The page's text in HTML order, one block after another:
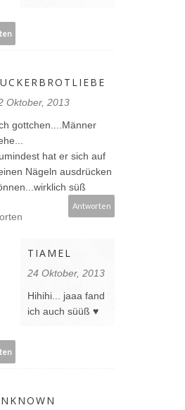
Oktober, 2013
gottchen....Männer
hat er sich auf
Nägeln ausdrücken
süß
Antworten
TIAMEL
24 Oktober, 2013
Hihihi... jaaa fand
ich auch süüß ♥